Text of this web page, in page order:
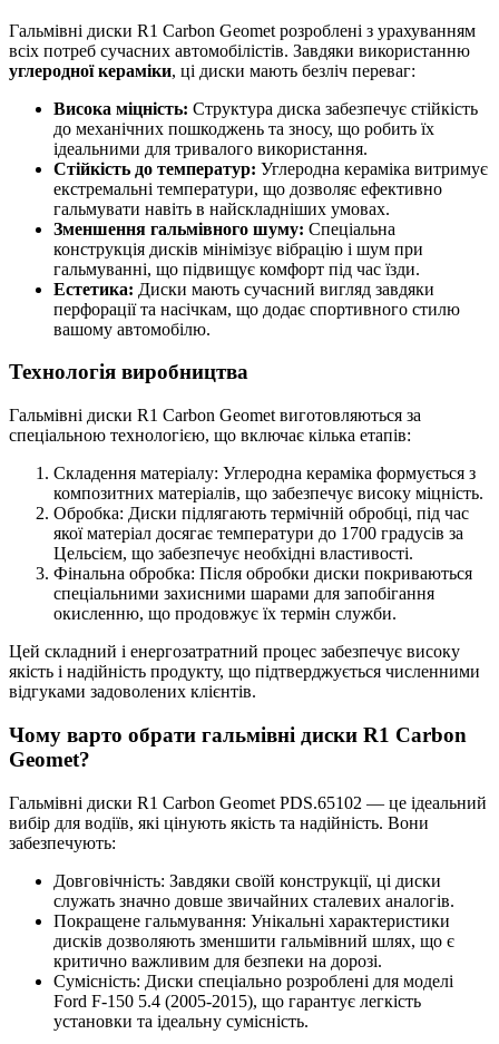
Гальмівні диски R1 Carbon Geomet розроблені з урахуванням
всіх потреб сучасних автомобілістів. Завдяки використанню
углеродної кераміки, ці диски мають безліч переваг:
Висока міцність: Структура диска забезпечує стійкість
до механічних пошкоджень та зносу, що робить їх
ідеальними для тривалого використання.
Стійкість до температур: Углеродна кераміка витримує
екстремальні температури, що дозволяє ефективно
гальмувати навіть в найскладніших умовах.
Зменшення гальмівного шуму: Спеціальна
конструкція дисків мінімізує вібрацію і шум при
гальмуванні, що підвищує комфорт під час їзди.
Естетика: Диски мають сучасний вигляд завдяки
перфорації та насічкам, що додає спортивного стилю
вашому автомобілю.
Технологія виробництва
Гальмівні диски R1 Carbon Geomet виготовляються за
спеціальною технологією, що включає кілька етапів:
Складення матеріалу: Углеродна кераміка формується з
композитних матеріалів, що забезпечує високу міцність.
Обробка: Диски підлягають термічній обробці, під час
якої матеріал досягає температури до 1700 градусів за
Цельсієм, що забезпечує необхідні властивості.
Фінальна обробка: Після обробки диски покриваються
спеціальними захисними шарами для запобігання
окисленню, що продовжує їх термін служби.
Цей складний і енергозатратний процес забезпечує високу
якість і надійність продукту, що підтверджується численними
відгуками задоволених клієнтів.
Чому варто обрати гальмівні диски R1 Carbon
Geomet?
Гальмівні диски R1 Carbon Geomet PDS.65102 — це ідеальний
вибір для водіїв, які цінують якість та надійність. Вони
забезпечують:
Довговічність: Завдяки своїй конструкції, ці диски
служать значно довше звичайних сталевих аналогів.
Покращене гальмування: Унікальні характеристики
дисків дозволяють зменшити гальмівний шлях, що є
критично важливим для безпеки на дорозі.
Сумісність: Диски спеціально розроблені для моделі
Ford F-150 5.4 (2005-2015), що гарантує легкість
установки та ідеальну сумісність.